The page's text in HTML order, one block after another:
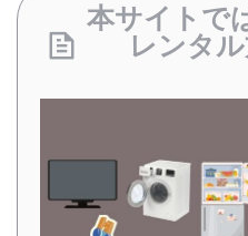
本サイトで
レンタ